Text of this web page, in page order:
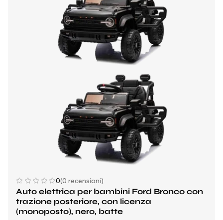
0(0 recensioni)
Auto elettrica per bambini Ford Bronco con
trazione posteriore, con licenza
(monoposto), nero, batte